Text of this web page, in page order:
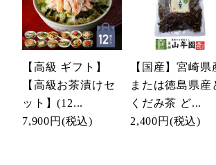
【高級 ギフト】
【高級お茶漬けセ
ット】(12...
7,900円 (税込)
【国産】宮崎県
または徳島県産
くだみ茶 ど...
2,400円 (税込)